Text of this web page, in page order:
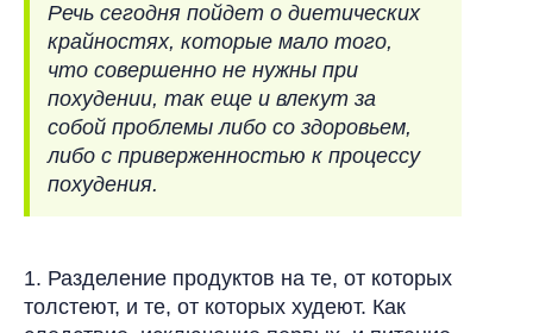
Речь сегодня пойдет о диетических
крайностях, которые мало того,
что совершенно не нужны при
похудении, так еще и влекут за
собой проблемы либо со здоровьем,
либо с приверженностью к процессу
похудения.
1. Разделение продуктов на те, от которых
толстеют, и те, от которых худеют. Как